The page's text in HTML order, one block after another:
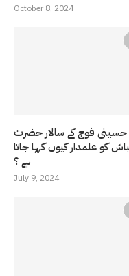
October 8, 2024
حسینی فوج کے سالار حضرت
کو علمدار کیوں کہا جاتا
ہے ؟
July 9, 2024